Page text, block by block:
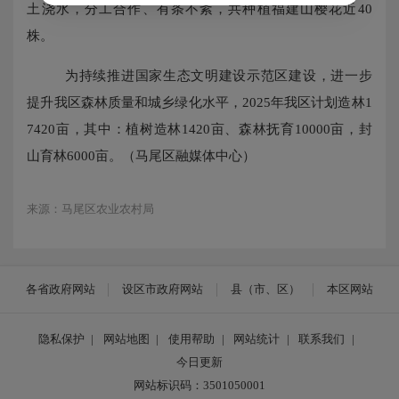
土浇水，分工合作、有条不紊，共种植福建山樱花近40
株。
为持续推进国家生态文明建设示范区建设，进一步
提升我区森林质量和城乡绿化水平， 2025年我区计划造林1
7420亩，其中：植树造林1420亩、森林抚育10000亩，封
山育林6000亩。（马尾区融媒体中心）
来源：马尾区农业农村局
各省政府网站 设区市政府网站 县（市、区） 本区网站
隐私保护 | 网站地图 | 使用帮助 | 网站统计 | 联系我们
|
今日更新
网站标识码：3501050001